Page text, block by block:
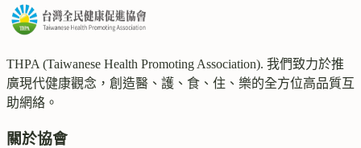
THPA (Taiwanese Health Promoting Association). 我們致力於推
廣現代健康觀念，創造醫、護、食、住、樂的全方位高品質互
助網絡。
關於協會